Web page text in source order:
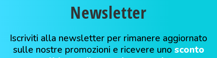
Newsletter
Iscriviti alla newsletter per rimanere aggiornato
sulle nostre promozioni e ricevere uno sconto